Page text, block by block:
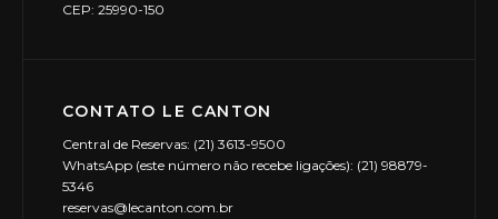
CEP: 25990-150
CONTATO LE CANTON
Central de Reservas: (21) 3613-9500
WhatsApp (este número não recebe ligações): (21) 98879-
5346
reservas@lecanton.com.br